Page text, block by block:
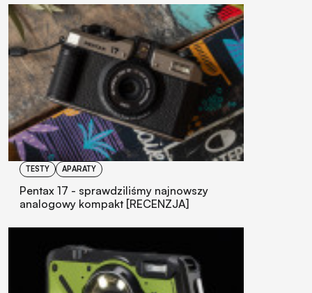
TESTY APARATY
Pentax 17 - sprawdziliśmy najnowszy
analogowy kompakt [RECENZJA]